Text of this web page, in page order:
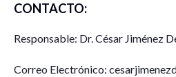
CONTACTO:
Responsable: Dr. César Jiménez
Correo Electrónico: